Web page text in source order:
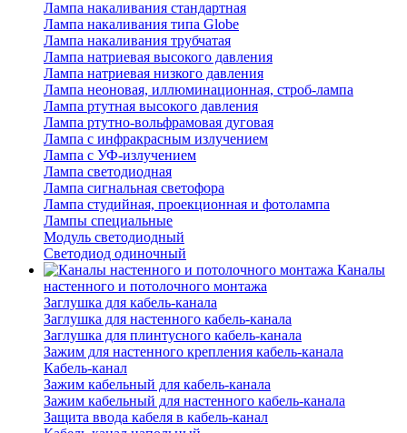
Лампа накаливания стандартная
Лампа накаливания типа Globe
Лампа накаливания трубчатая
Лампа натриевая высокого давления
Лампа натриевая низкого давления
Лампа неоновая, иллюминационная, строб-лампа
Лампа ртутная высокого давления
Лампа ртутно-вольфрамовая дуговая
Лампа с инфракрасным излучением
Лампа с УФ-излучением
Лампа светодиодная
Лампа сигнальная светофора
Лампа студийная, проекционная и фотолампа
Лампы специальные
Модуль светодиодный
Светодиод одиночный
Каналы
настенного и потолочного монтажа
Заглушка для кабель-канала
Заглушка для настенного кабель-канала
Заглушка для плинтусного кабель-канала
Зажим для настенного крепления кабель-канала
Кабель-канал
Зажим кабельный для кабель-канала
Зажим кабельный для настенного кабель-канала
Защита ввода кабеля в кабель-канал